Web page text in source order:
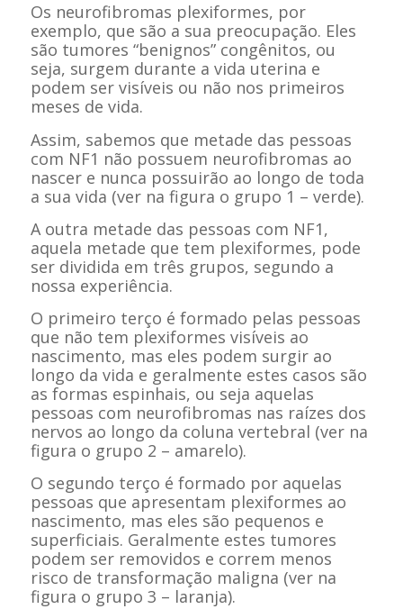
Os neurofibromas plexiformes, por
exemplo, que são a sua preocupação. Eles
são tumores “benignos” congênitos, ou
seja, surgem durante a vida uterina e
podem ser visíveis ou não nos primeiros
meses de vida.
Assim, sabemos que metade das pessoas
com NF1 não possuem neurofibromas ao
nascer e nunca possuirão ao longo de toda
a sua vida (ver na figura o grupo 1 – verde).
A outra metade das pessoas com NF1,
aquela metade que tem plexiformes, pode
ser dividida em três grupos, segundo a
nossa experiência.
O primeiro terço é formado pelas pessoas
que não tem plexiformes visíveis ao
nascimento, mas eles podem surgir ao
longo da vida e geralmente estes casos são
as formas espinhais, ou seja aquelas
pessoas com neurofibromas nas raízes dos
nervos ao longo da coluna vertebral (ver na
figura o grupo 2 – amarelo).
O segundo terço é formado por aquelas
pessoas que apresentam plexiformes ao
nascimento, mas eles são pequenos e
superficiais. Geralmente estes tumores
podem ser removidos e correm menos
risco de transformação maligna (ver na
figura o grupo 3 – laranja).